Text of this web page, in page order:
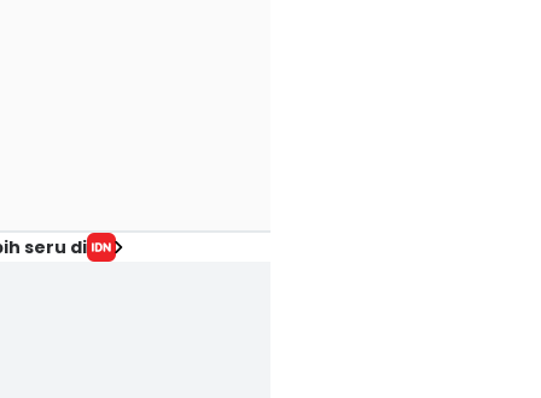
seru di